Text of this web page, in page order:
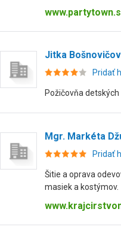
Jitka
Pridať
Požičovňa
Mgr. Markéta
Pridať
Šitie a oprava
masiek a kostýmov.